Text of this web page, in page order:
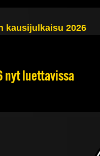
nyt luettavissa